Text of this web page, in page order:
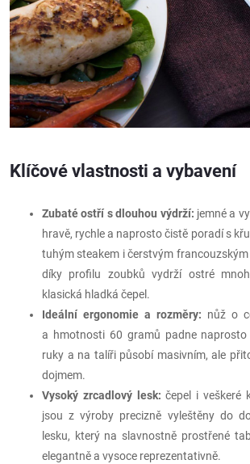
Klíčové vlastnosti a vybavení
Zubaté ostří s dlouhou výdrží: jemné a
hravě, rychle a naprosto čistě poradí s
tuhým steakem i čerstvým
díky profilu zoubků vydrží ostré
klasická hladká čepel.
Ideální ergonomie a rozměry: nůž o
a hmotnosti 60 gramů padne
ruky a na talíři působí masivním, ale
dojmem.
Vysoký zrcadlový lesk: čepel i veškeré
jsou z výroby precizně vyleštěny do
lesku, který na slavnostně prostřené
elegantně a vysoce reprezentativně.